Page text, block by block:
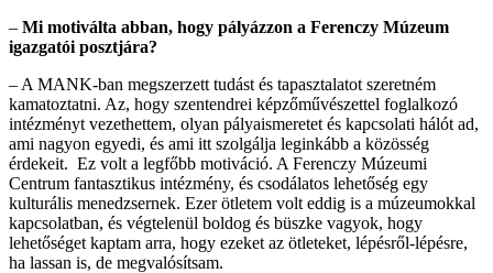
– Mi motiválta abban, hogy pályázzon a Ferenczy Múzeum
igazgatói posztjára?
– A MANK-ban megszerzett tudást és tapasztalatot szeretném
kamatoztatni. Az, hogy szentendrei képzőművészettel foglalkozó
intézményt vezethettem, olyan pályaismeretet és kapcsolati hálót ad,
ami nagyon egyedi, és ami itt szolgálja leginkább a közösség
érdekeit. Ez volt a legfőbb motiváció. A Ferenczy Múzeumi
Centrum fantasztikus intézmény, és csodálatos lehetőség egy
kulturális menedzsernek. Ezer ötletem volt eddig is a múzeumokkal
kapcsolatban, és végtelenül boldog és büszke vagyok, hogy
lehetőséget kaptam arra, hogy ezeket az ötleteket, lépésről-lépésre,
ha lassan is, de megvalósítsam.